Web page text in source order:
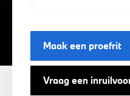
Maak een proefrit
Vraag een